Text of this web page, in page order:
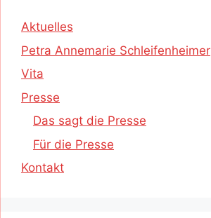
Aktuelles
Petra Annemarie Schleifenheimer
Vita
Presse
Das sagt die Presse
Für die Presse
Kontakt